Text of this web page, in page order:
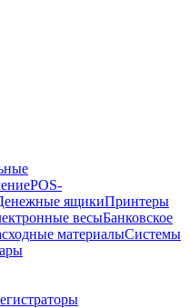
POS-
ящикиПринтеры
весыБанковское
материалыСистемы